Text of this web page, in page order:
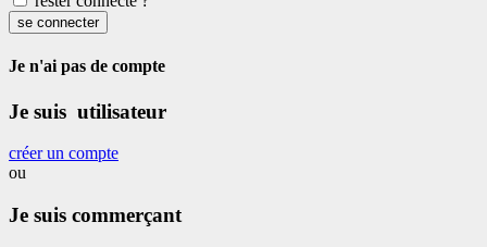
se connecter
Je n'ai pas de compte
Je suis utilisateur
créer un compte
ou
Je suis commerçant